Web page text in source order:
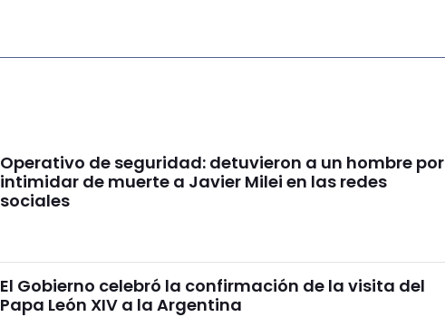
Operativo de seguridad: detuvieron a un hombre por
intimidar de muerte a Javier Milei en las redes
sociales
El Gobierno celebró la confirmación de la visita del
Papa León XIV a la Argentina